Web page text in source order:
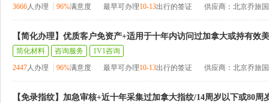
3666人办理 96%满意度 最早可办理10-13出行的签证 供应商：北京乔旅
【简化办理】优质客户免资产+适用于十年内访问过加拿大或持有效
简化材料 咨询服务
1V1咨询
2447人办理 96%满意度 最早可办理10-13出行的签证 供应商：北京乔旅
【免录指纹】加急审核+近十年采集过加拿大指纹/14周岁以下或80周